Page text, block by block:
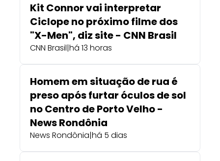
Kit Connor vai interpretar
Ciclope no próximo filme dos
"X-Men", diz site - CNN Brasil
CNN Brasil|há 13 horas
Homem em situação de rua é
preso após furtar óculos de sol
no Centro de Porto Velho -
News Rondônia
News Rondônia|há 5 dias